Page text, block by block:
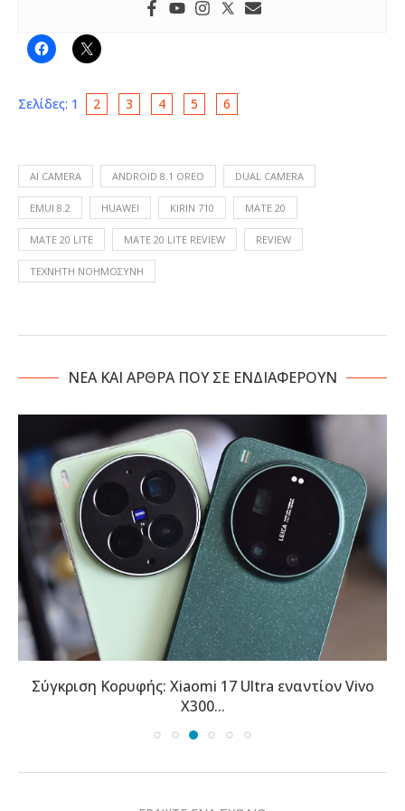
Σελίδες: 1 2 3 4 5 6
AI CAMERA ANDROID 8.1 OREO DUAL CAMERA
EMUI 8.2 HUAWEI KIRIN 710 MATE 20
MATE 20 LITE MATE 20 LITE REVIEW REVIEW
ΤΕΧΝΗΤΉ ΝΟΗΜΟΣΎΝΗ
NΕΑ ΚΑΙ ΑΡΘΡΑ ΠΟΥ ΣΕ ΕΝΔΙΑΦΕΡΟΥΝ
Vivo X300 Ultra Review: Η αποθέωση της
φωτογραφίας...